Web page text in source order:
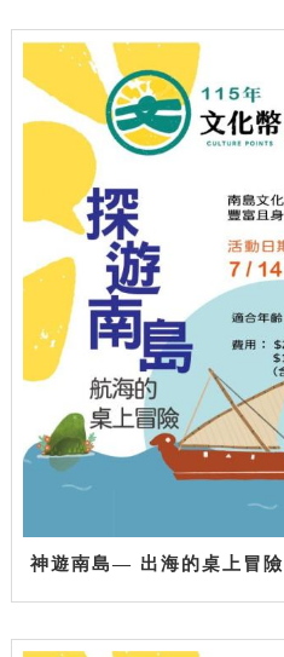
神遊南島— 出海的桌上冒險